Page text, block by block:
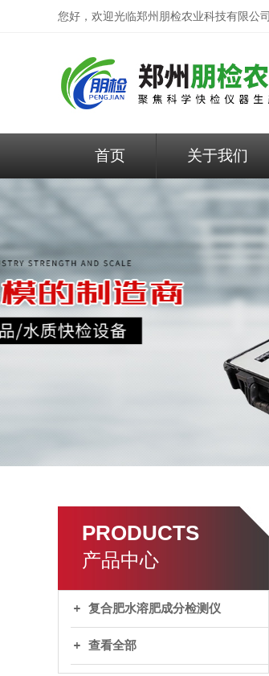
您好，欢迎光临郑州朋检农业科技有限公司
首页 关于我们
PRODUCTS
产品中心
复合肥水溶肥成分检测仪
查看全部